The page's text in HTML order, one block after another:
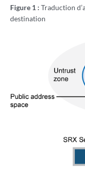
Figure 1 : Traduction
destination